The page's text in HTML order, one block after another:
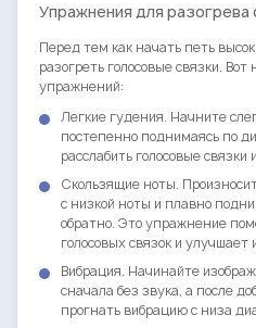
Упражнения для разогрева
Перед тем как начать петь
разогреть голосовые связки. Вот
упражнений:
Легкие гудения. Начните
постепенно поднимаясь по
расслабить голосовые связки
Скользящие ноты.
с низкой ноты и плавно
обратно. Это упражнение
голосовых связок и
Вибрация. Начинайте
сначала без звука, а после
прогнать вибрацию с низа